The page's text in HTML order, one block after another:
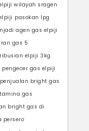
wilayah sragen
pasokan lpg
agen gas elpiji
gas 5
elpiji 3kg
pengecer gas elpiji
penjualan bright gas
gas
bright gas di
persero